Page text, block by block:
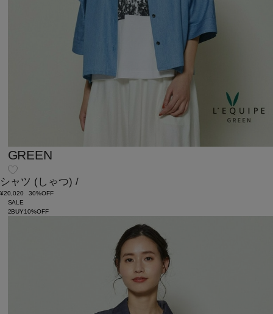
GREEN
シャツ (しゃつ) /
¥20,020
30%OFF
SALE
2BUY10%OFF